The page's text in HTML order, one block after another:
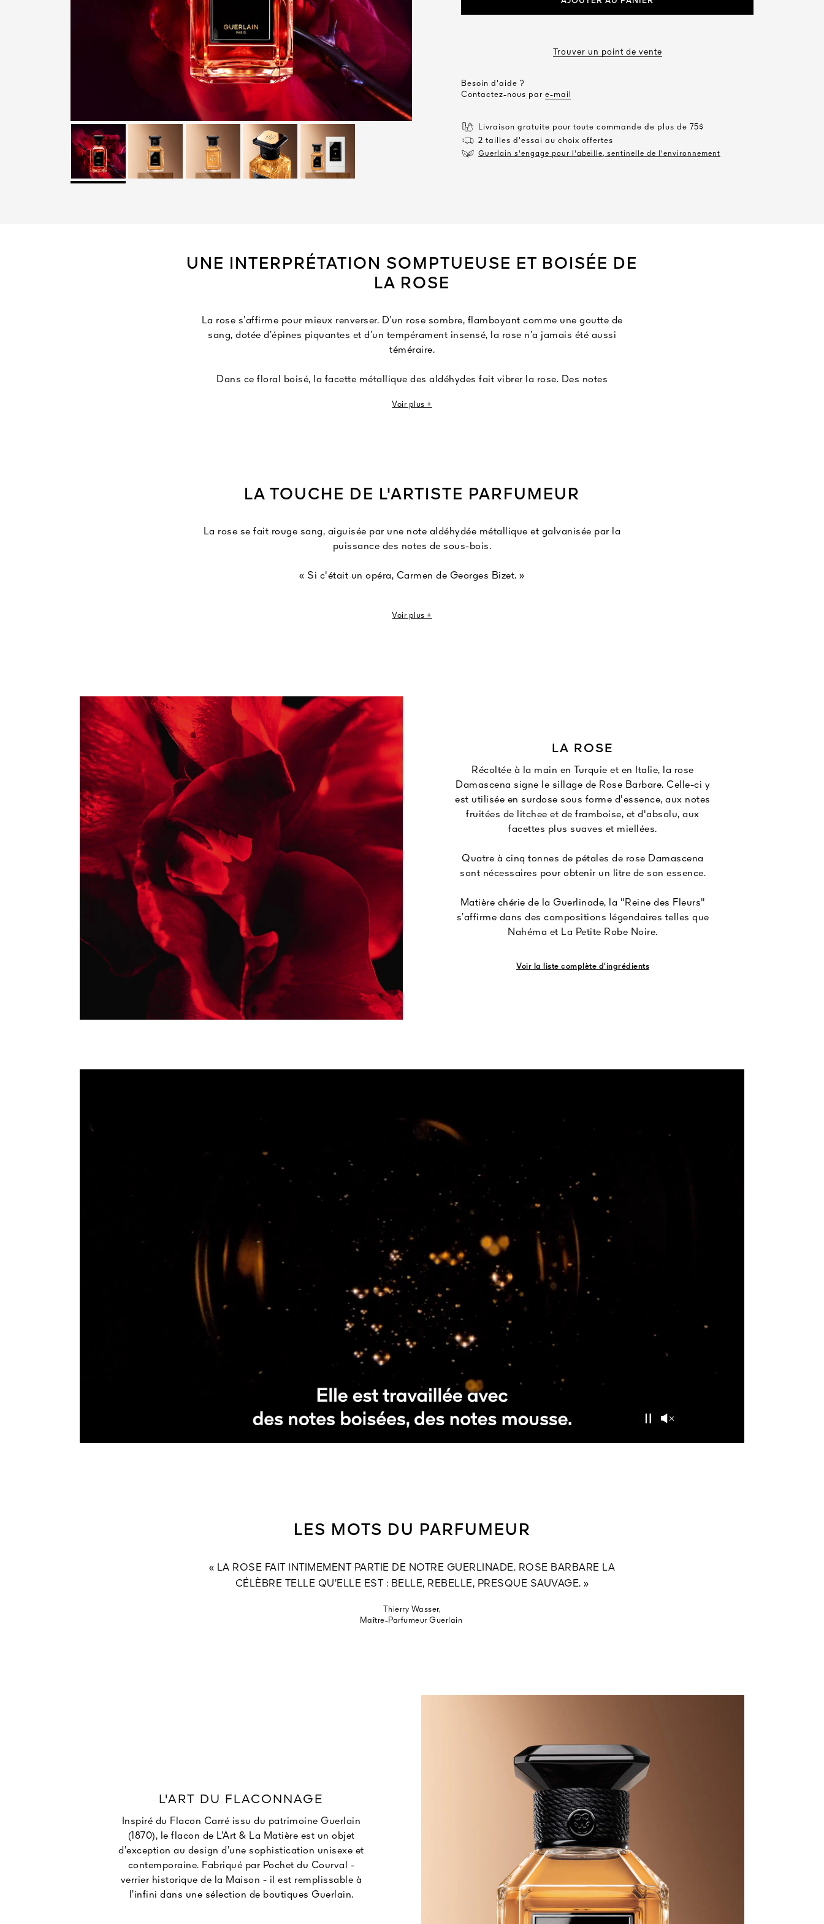
Trouver un point de vente
Besoin d'aide ?
Contactez-nous par e-mail
Livraison gratuite pour toute commande de plus de 75$
2 tailles d'essai au choix offertes
Guerlain s'engage pour l'abeille, sentinelle de l'environnement
UNE INTERPRÉTATION SOMPTUEUSE ET BOISÉE DE
LA ROSE
La rose s’affirme pour mieux renverser. D’un rose sombre, flamboyant comme une goutte de
sang, dotée d’épines piquantes et d’un tempérament insensé, la rose n’a jamais été aussi
téméraire.
Dans ce floral boisé, la facette métallique des aldéhydes fait vibrer la rose. Des notes
Voir plus +
LA TOUCHE DE L'ARTISTE PARFUMEUR
La rose se fait rouge sang, aiguisée par une note aldéhydée métallique et galvanisée par la
puissance des notes de sous-bois.
« Si c'était un opéra, Carmen de Georges Bizet. »
dans la bouche, la tête haute. Amoureuse passionnelle, elle cache un poignard dans le dos, prêt
Voir plus +
LA ROSE
Récoltée à la main en Turquie et en Italie, la rose
Damascena signe le sillage de Rose Barbare. Celle-ci y
est utilisée en surdose sous forme d'essence, aux notes
fruitées de litchee et de framboise, et d'absolu, aux
facettes plus suaves et miellées.
Quatre à cinq tonnes de pétales de rose Damascena
sont nécessaires pour obtenir un litre de son essence.
Matière chérie de la Guerlinade, la "Reine des Fleurs"
s’affirme dans des compositions légendaires telles que
Nahéma et La Petite Robe Noire.
Voir la liste complète d'ingrédients
Pause
Unmute
LES MOTS DU PARFUMEUR
« LA ROSE FAIT INTIMEMENT PARTIE DE NOTRE GUERLINADE. ROSE BARBARE LA
CÉLÈBRE TELLE QU’ELLE EST : BELLE, REBELLE, PRESQUE SAUVAGE. »
Thierry Wasser,
Maître-Parfumeur Guerlain
L'ART DU FLACONNAGE
Inspiré du Flacon Carré issu du patrimoine Guerlain
(1870), le flacon de L’Art & La Matière est un objet
d’exception au design d’une sophistication unisexe et
contemporaine. Fabriqué par Pochet du Courval -
verrier historique de la Maison - il est remplissable à
l’infini dans une sélection de boutiques Guerlain.